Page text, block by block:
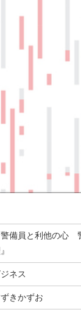
警備員と利他の心
ネス
きかずお